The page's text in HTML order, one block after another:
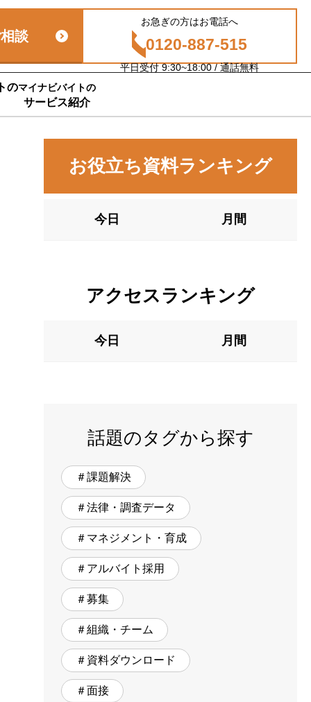
談
お急ぎの方はお電話へ
0120-887-515
平日受付 9:30~18:00 / 通話無料
のマイナビバイトの
サービス紹介
お役立ち資料ランキング
今日 月間
アクセスランキング
今日 月間
話題のタグから探す
＃課題解決
＃法律・調査データ
＃マネジメント・育成
＃アルバイト採用
＃募集
＃組織・チーム
＃資料ダウンロード
＃面接